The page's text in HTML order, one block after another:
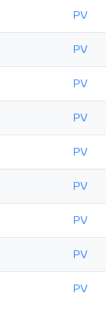
PV
PV
PV
PV
PV
PV
PV
PV
PV